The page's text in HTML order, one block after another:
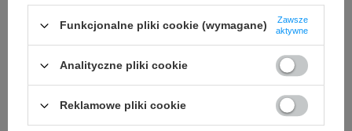
Podmiot odpowiedzialny za ten
produkt na terenie UE
Red Bird GmbH Więcej
Symbol PRF10556100
Seria
24 miesiące gwarancji
Funkcjonalne pliki cookie (wymagane)
Zawsze
aktywne
Analityczne pliki cookie
Reklamowe pliki cookie